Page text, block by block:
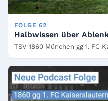
FOLGE 62
Halbwissen über
TSV 1860 München gg 1. FC